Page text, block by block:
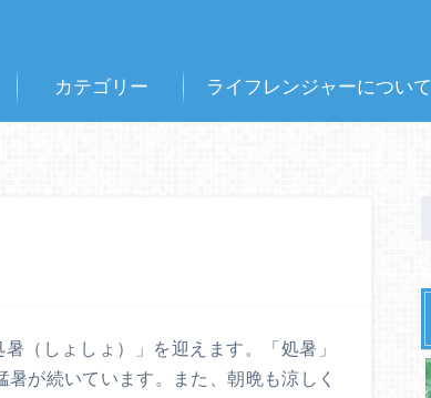
カテゴリー ライフレンジャーについて
（しょしょ）」を迎えます。「処暑」
が続いています。また、朝晩も涼しく